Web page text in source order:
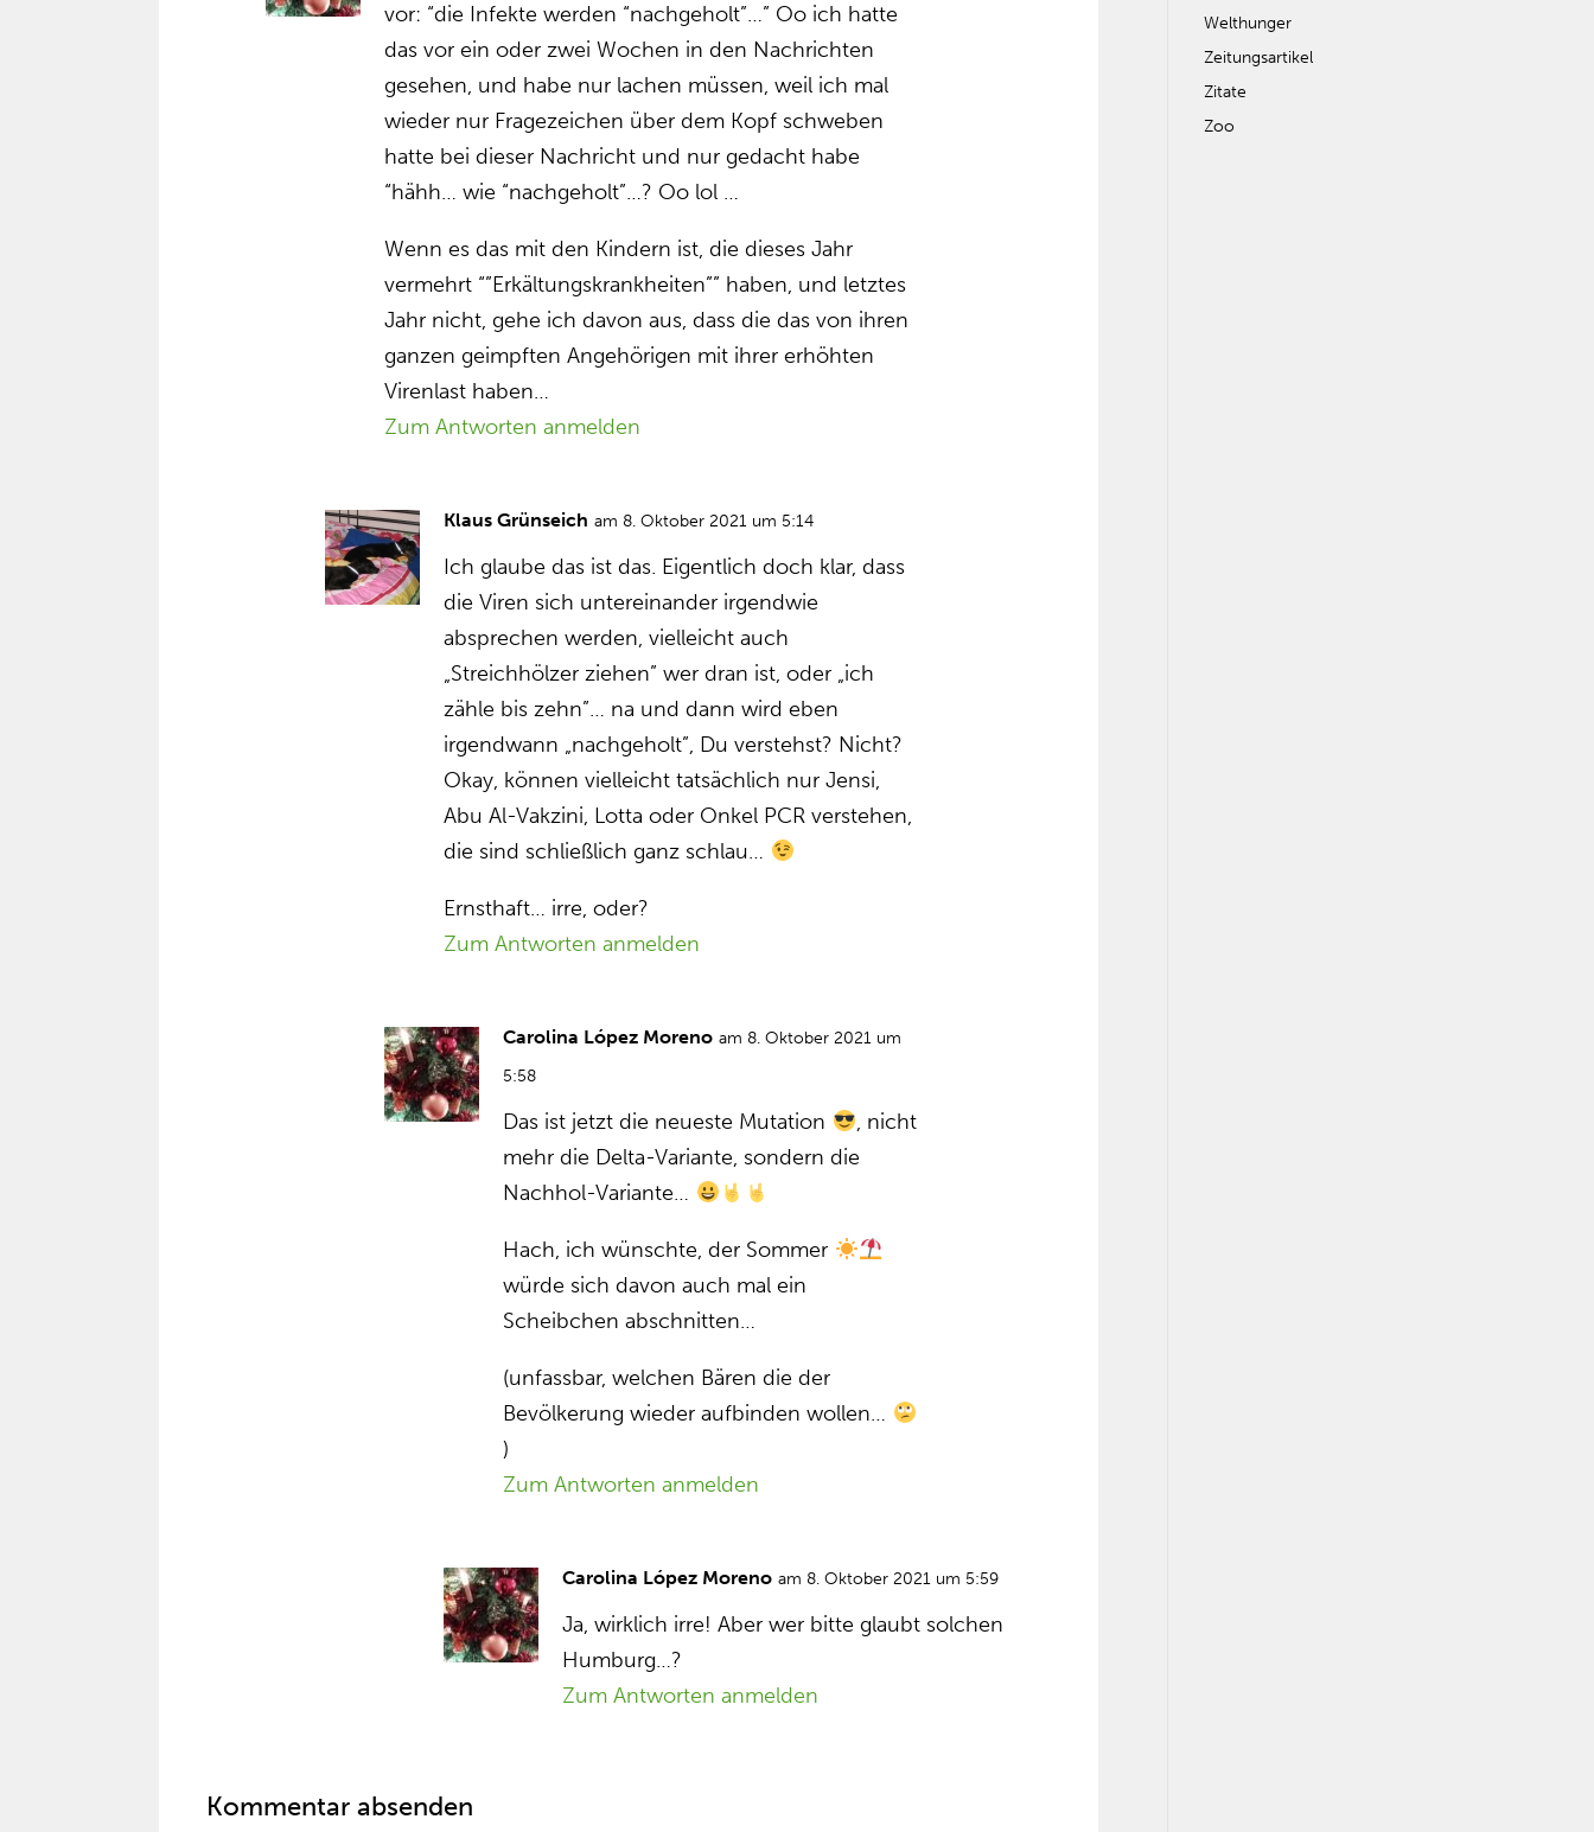
vor: “die Infekte werden “nachgeholt”…” Oo ich hatte
das vor ein oder zwei Wochen in den Nachrichten
gesehen, und habe nur lachen müssen, weil ich mal
wieder nur Fragezeichen über dem Kopf schweben
hatte bei dieser Nachricht und nur gedacht habe
“hähh… wie “nachgeholt”…? Oo lol …
Wenn es das mit den Kindern ist, die dieses Jahr
vermehrt “”Erkältungskrankheiten”” haben, und letztes
Jahr nicht, gehe ich davon aus, dass die das von ihren
ganzen geimpften Angehörigen mit ihrer erhöhten
Virenlast haben…
Zum Antworten anmelden
Klaus Grünseich am 8. Oktober 2021 um 5:14
Ich glaube das ist das. Eigentlich doch klar, dass
die Viren sich untereinander irgendwie
absprechen werden, vielleicht auch
„Streichhölzer ziehen” wer dran ist, oder „ich
zähle bis zehn”… na und dann wird eben
irgendwann „nachgeholt”, Du verstehst? Nicht?
Okay, können vielleicht tatsächlich nur Jensi,
Abu Al-Vakzini, Lotta oder Onkel PCR verstehen,
die sind schließlich ganz schlau…
Ernsthaft… irre, oder?
Zum Antworten anmelden
Carolina López Moreno am 8. Oktober 2021 um
5:58
Das ist jetzt die neueste Mutation
, nicht
mehr die Delta-Variante, sondern die
Nachhol-Variante…
Hach, ich wünschte, der Sommer
würde sich davon auch mal ein
Scheibchen abschnitten…
(unfassbar, welchen Bären die der
Bevölkerung wieder aufbinden wollen…
)
Zum Antworten anmelden
Carolina López Moreno am 8. Oktober 2021 um 5:59
Ja, wirklich irre! Aber wer bitte glaubt solchen
Humburg…?
Zum Antworten anmelden
Kommentar absenden
Welthunger
Zeitungsartikel
Zitate
Zoo